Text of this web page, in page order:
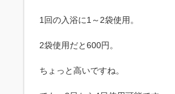
1回の入浴に1～2袋使用。
2袋使用だと600円。
ちょっと高いですね。